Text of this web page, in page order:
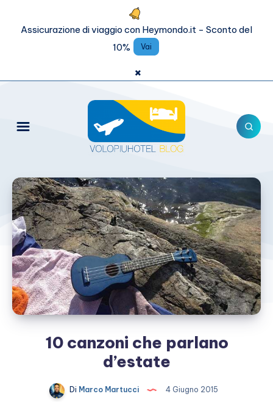
Assicurazione di viaggio con Heymondo.it - Sconto del
10%
Vai
×
10 canzoni che parlano
d’estate
Di Marco Martucci
4 Giugno 2015